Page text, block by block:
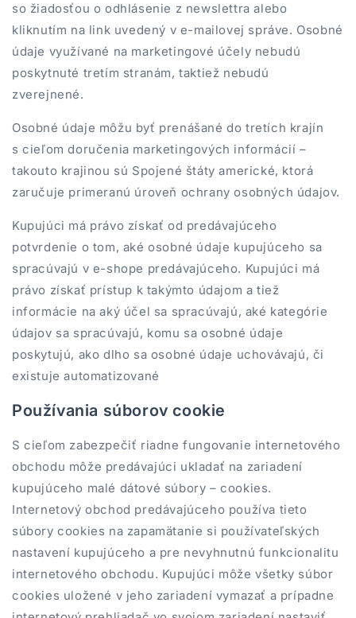
so žiadosťou o odhlásenie z newslettra alebo
kliknutím na link uvedený v e-mailovej správe. Osobné
údaje využívané na marketingové účely nebudú
poskytnuté tretím stranám, taktiež nebudú
zverejnené.
Osobné údaje môžu byť prenášané do tretích krajín
s cieľom doručenia marketingových informácií –
takouto krajinou sú Spojené štáty americké, ktorá
zaručuje primeranú úroveň ochrany osobných údajov.
Kupujúci má právo získať od predávajúceho
potvrdenie o tom, aké osobné údaje kupujúceho sa
spracúvajú v e-shope predávajúceho. Kupujúci má
právo získať prístup k takýmto údajom a tiež
informácie na aký účel sa spracúvajú, aké kategórie
údajov sa spracúvajú, komu sa osobné údaje
poskytujú, ako dlho sa osobné údaje uchovávajú, či
existuje automatizované
Používania súborov cookie
S cieľom zabezpečiť riadne fungovanie internetového
obchodu môže predávajúci ukladať na zariadení
kupujúceho malé dátové súbory – cookies.
Internetový obchod predávajúceho používa tieto
súbory cookies na zapamätanie si používateľských
nastavení kupujúceho a pre nevyhnutnú funkcionalitu
internetového obchodu. Kupujúci môže všetky súbor
cookies uložené v jeho zariadení vymazať a prípadne